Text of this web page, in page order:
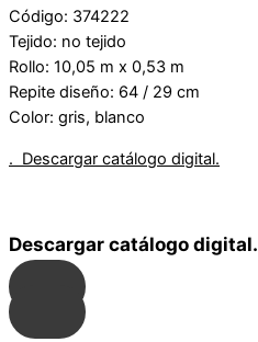
Código: 374222
Tejido: no tejido
Rollo: 10,05 m x 0,53 m
Repite diseño: 64 / 29 cm
Color: gris, blanco
. Descargar catálogo digital.
Descargar catálogo digital.